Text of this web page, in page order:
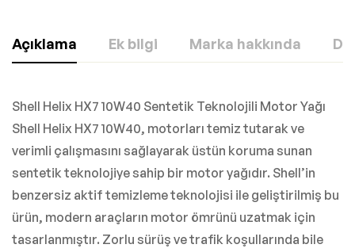
Açıklama Ek bilgi Marka hakkında
Shell Helix HX7 10W40 Sentetik Teknolojili Motor Yağı
Shell Helix HX7 10W40, motorları temiz tutarak ve
verimli çalışmasını sağlayarak üstün koruma sunan
sentetik teknolojiye sahip bir motor yağıdır. Shell’in
benzersiz aktif temizleme teknolojisi ile geliştirilmiş bu
ürün, modern araçların motor ömrünü uzatmak için
tasarlanmıştır. Zorlu sürüş ve trafik koşullarında bile